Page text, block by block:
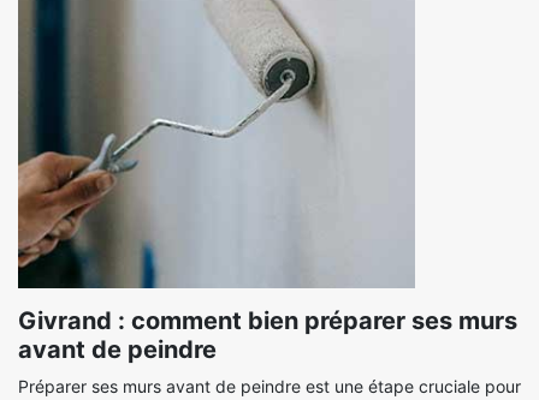
Givrand : comment bien préparer ses murs
avant de peindre
Préparer ses murs avant de peindre est une étape cruciale pour